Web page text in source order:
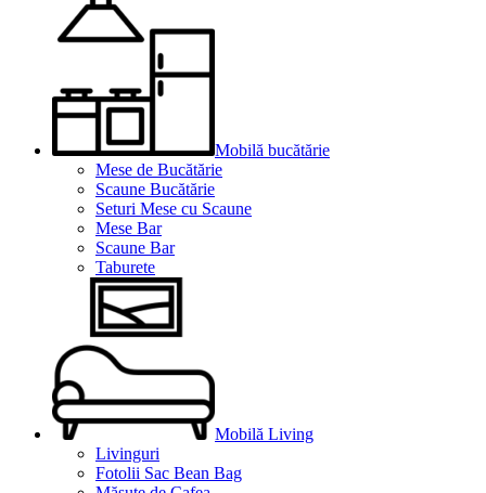
Mobilă bucătărie
Mese de Bucătărie
Scaune Bucătărie
Seturi Mese cu Scaune
Mese Bar
Scaune Bar
Taburete
Mobilă Living
Livinguri
Fotolii Sac Bean Bag